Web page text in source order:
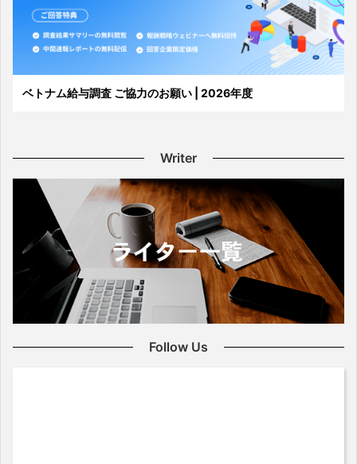
ベトナム給与調査 ご協力のお願い | 2026年度
Writer
Follow Us